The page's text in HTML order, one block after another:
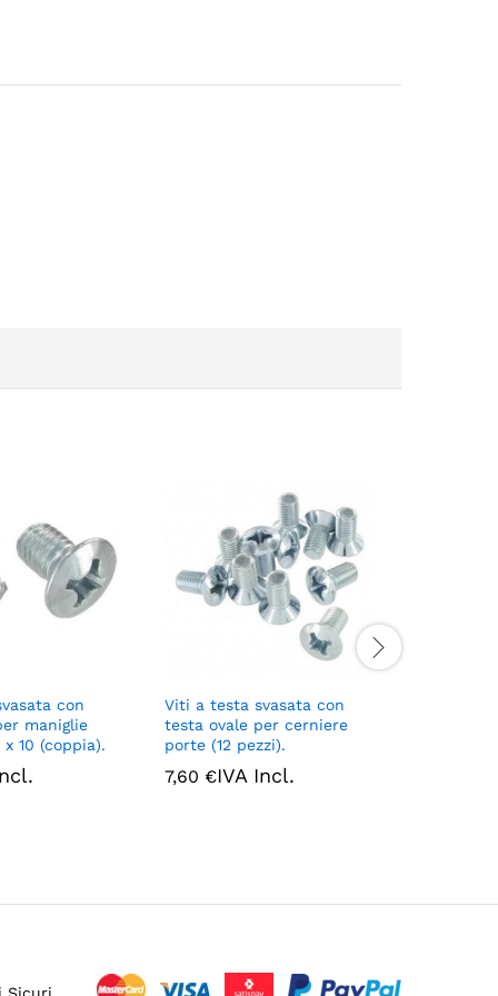
con
maniglie
10 (coppia).
Viti a testa svasata con
testa ovale per cerniere
porte (12 pezzi).
7,60 €IVA Incl.